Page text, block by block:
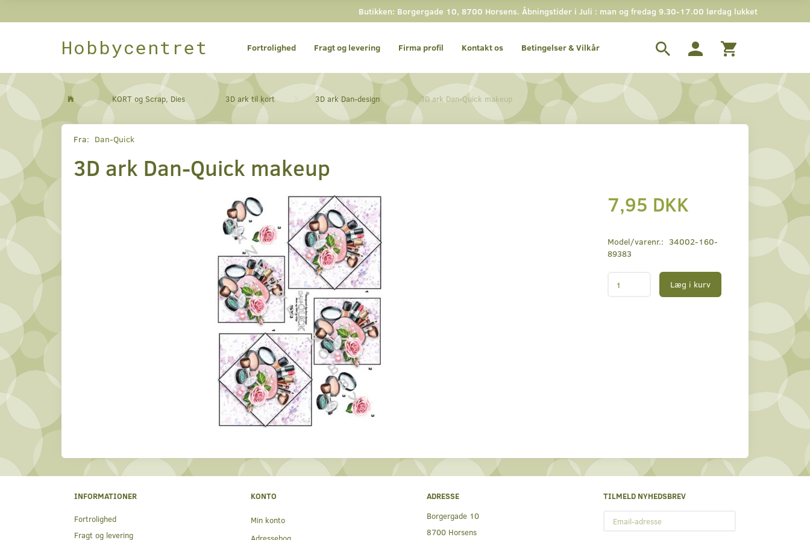
Butikken: Borgergade 10, 8700 Horsens. Åbningstider i Juli : man og fredag 9.30-17.00 lørdag lukket
Hobbycentret Fortrolighed Fragt og levering Firma profil Kontakt os Betingelser & Vilkår
KORT og Scrap, Dies 3D ark til kort 3D ark Dan-design 3D ark Dan-Quick makeup
Fra: Dan-Quick
3D ark Dan-Quick makeup
7,95 DKK
Model/varenr.: 34002-160-
89383
Læg i kurv
INFORMATIONER
Fortrolighed
Fragt og levering
KONTO
Min konto
Adressebog
ADRESSE
Borgergade 10
8700 Horsens
TILMELD NYHEDSBREV
adresse